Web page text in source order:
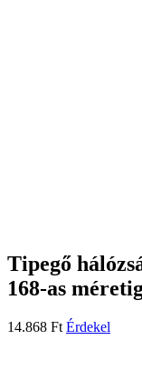
Tipegő
168-as
14.868 Ft Érdekel